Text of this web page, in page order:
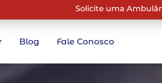
Solicite uma
Blog Fale Conosco